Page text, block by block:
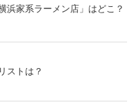
浜家系ラーメン店」はどこ？
ストは？